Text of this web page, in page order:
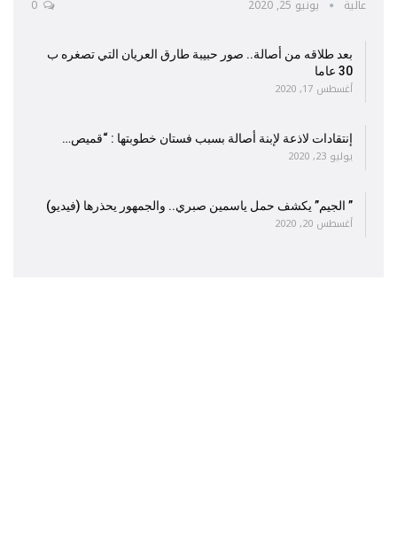
عالية يونيو 25, 2020
بعد طلاقه من أصالة.. صور حبيبة طارق العريان التي تصغره ب
30 عاما
أغسطس 17, 2020
إنتقادات لاذعة لإبنة أصالة بسبب فستان خطوبتها : “قميص…
يوليو 23, 2020
” الجيم” يكشف حمل ياسمين صبري.. والجمهور يحذرها (فيديو)
أغسطس 20, 2020